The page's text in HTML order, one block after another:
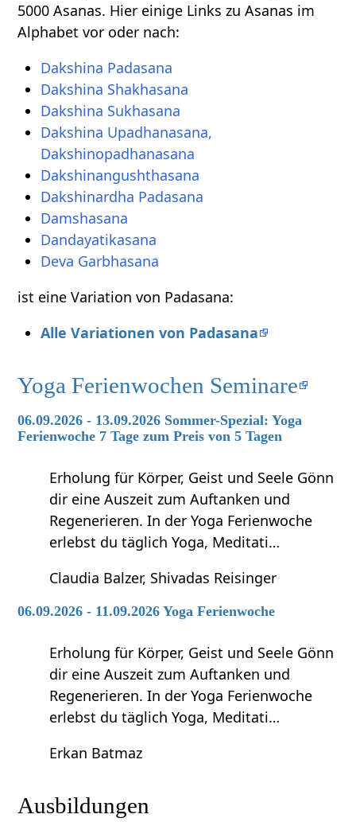
5000 Asanas. Hier einige Links zu Asanas im
Alphabet vor oder nach:
Dakshina Padasana
Dakshina Shakhasana
Dakshina Sukhasana
Dakshina Upadhanasana,
Dakshinopadhanasana
Dakshinangushthasana
Dakshinardha Padasana
Damshasana
Dandayatikasana
Deva Garbhasana
ist eine Variation von Padasana:
Alle Variationen von Padasana
Yoga Ferienwochen Seminare
06.09.2026 - 13.09.2026 Sommer-Spezial: Yoga
Ferienwoche 7 Tage zum Preis von 5 Tagen
Erholung für Körper, Geist und Seele Gönn
dir eine Auszeit zum Auftanken und
Regenerieren. In der Yoga Ferienwoche
erlebst du täglich Yoga, Meditati…
Claudia Balzer, Shivadas Reisinger
06.09.2026 - 11.09.2026 Yoga Ferienwoche
Erholung für Körper, Geist und Seele Gönn
dir eine Auszeit zum Auftanken und
Regenerieren. In der Yoga Ferienwoche
erlebst du täglich Yoga, Meditati…
Erkan Batmaz
Ausbildungen